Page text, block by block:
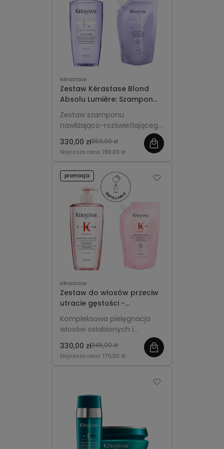
Kérastase
Zestaw Kérastase Blond
Absolu Lumière: Szampon
500ml z pompką + Refill
500ml
Zestaw szamponu
nawilżająco-rozświetlającego
z pompką i uzupełnieniem
Refill, który pielęgnuje i
rozświetla włosy blond.
330,00 zł350,00 zł
Najniższa cena: 190,00 zł
Kérastase
Zestaw do włosów przeciw
utracie gęstości -
Kérastase Genesis
Szampon Hydra-Fortifiant
500ml z pompką + Refill
500ml
Kompleksowa pielęgnacja
włosów osłabionych i
Wzmacnia włókna, redukuje
wypadanie, przywraca
330,00 zł345,00 zł
Najniższa cena: 170,00 zł
promocja